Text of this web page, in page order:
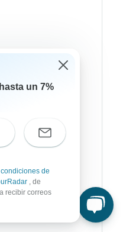
un 7%
de
, de
recibir correos